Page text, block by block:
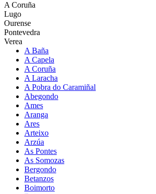
A Coruña
Lugo
Ourense
Pontevedra
Verea
A Baña
A Capela
A Coruña
A Laracha
A Pobra do Caramiñal
Abegondo
Ames
Aranga
Ares
Arteixo
Arzúa
As Pontes
As Somozas
Bergondo
Betanzos
Boimorto